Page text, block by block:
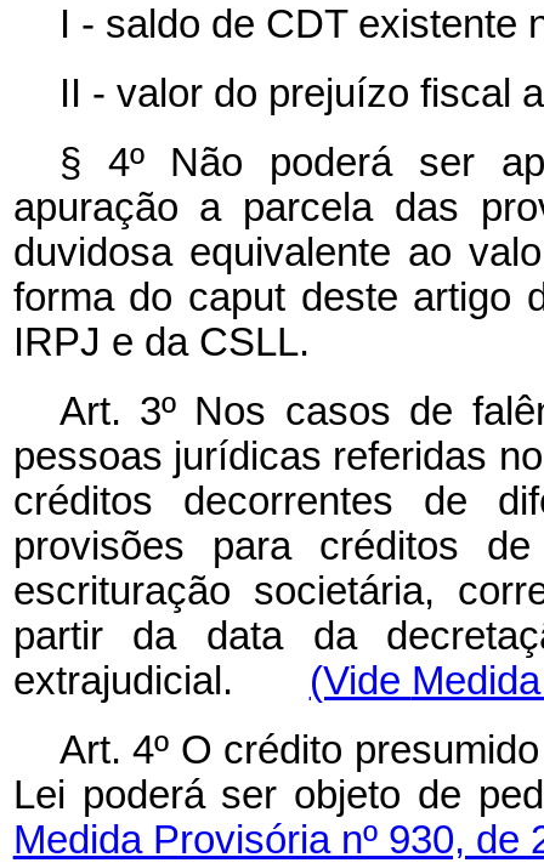
I - saldo de CDT existente
II - valor do prejuízo fiscal
§ 4º Não poderá ser
apuração a parcela das
duvidosa equivalente ao
forma do caput deste artigo
IRPJ e da CSLL.
Art. 3º Nos casos de
pessoas jurídicas referidas
créditos decorrentes de
provisões para créditos
escrituração societária,
partir da data da
extrajudicial. (Vide
Art. 4º O crédito
Lei poderá ser objeto
Medida Provisória nº 930, de